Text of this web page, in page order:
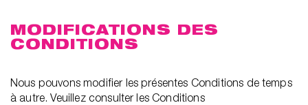
MODIFICATIONS DES
CONDITIONS
Nous pouvons modifier les présentes Conditions de temps
à autre. Veuillez consulter les Conditions